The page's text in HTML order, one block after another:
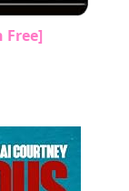
Free]